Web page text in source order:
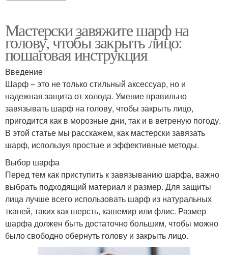
Мастерски завяжите шарф на
голову, чтобы закрыть лицо:
пошаговая инструкция
Введение
Шарф – это не только стильный аксессуар, но и
надежная защита от холода. Умение правильно
завязывать шарф на голову, чтобы закрыть лицо,
пригодится как в морозные дни, так и в ветреную погоду.
В этой статье мы расскажем, как мастерски завязать
шарф, используя простые и эффективные методы.
Выбор шарфа
Перед тем как приступить к завязыванию шарфа, важно
выбрать подходящий материал и размер. Для защиты
лица лучше всего использовать шарф из натуральных
тканей, таких как шерсть, кашемир или флис. Размер
шарфа должен быть достаточно большим, чтобы можно
было свободно обернуть голову и закрыть лицо.